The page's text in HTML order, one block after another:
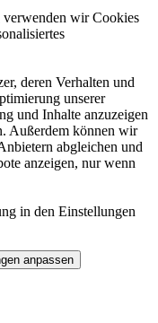
wir Cookies
deren Verhalten und
unserer
und Inhalte anzuzeigen
Außerdem können wir
abgleichen und
anzeigen, nur wenn
in den Einstellungen
anpassen